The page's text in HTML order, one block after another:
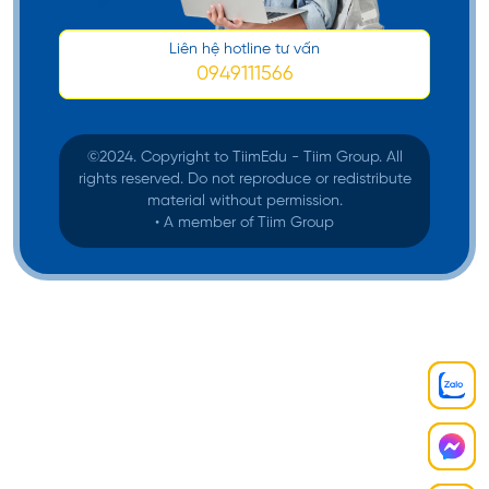
với chương trình này, du học sinh sẽ vừa được học
tập, vừa được làm thêm trang trải chi phí.
Không chỉ vậy, chương trình du học vừa học vừa
làm tại Hàn Quốc, còn đem lại cho du học sinh
Liên hệ hotline tư vấn
0949111566
©️2024. Copyright to TiimEdu - Tiim Group. All
rights reserved. Do not reproduce or redistribute
material without permission.
• A member of Tiim Group